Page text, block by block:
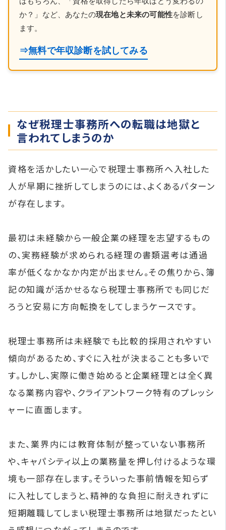
か？」など、あなたの現在地と未来の可能性を診断し
ます。
⇒無料で年収診断を試してみる
なぜ税理士事務所への転職は地獄と
言われてしまうのか
資格を活かしたい一心で税理士事務所へ入社した
人が早期に挫折してしまうのには、よくあるパターン
が存在します。
最初は未経験から一般企業の経理を志望するもの
の、実務経験が求められる経理の書類選考は通過
率が低くなかなか内定が出ません。その焦りから、簿
記の知識が活かせるなら税理士事務所でも同じだ
ろうと安易に方向転換をしてしまうケースです。
税理士事務所は未経験でも比較的採用されやすい
傾向があるため、すぐに入社が決まることも多いで
す。しかし、実際に働き始めると企業経理とは全く異
なる業務内容や、クライアントワーク特有のプレッシ
ャーに直面します。
また、業界内には教育体制が整っていない事務所
や、キャパシティ以上の業務量を押し付けるような環
境も一部存在します。そういった事前情報を知らず
に入社してしまうと、精神的な負担に耐えきれずに
短期離職してしまい税理士事務所は地獄だったとい